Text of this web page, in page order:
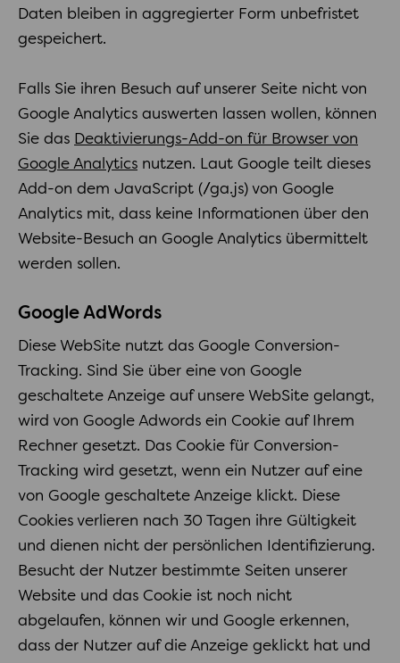
Daten bleiben in aggregierter Form unbefristet
gespeichert.
Falls Sie ihren Besuch auf unserer Seite nicht von
Google Analytics auswerten lassen wollen, können
Sie das Deaktivierungs-Add-on für Browser von
Google Analytics nutzen. Laut Google teilt dieses
Add-on dem JavaScript (//ga.js) von Google
Analytics mit, dass keine Informationen über den
Website-Besuch an Google Analytics übermittelt
werden sollen.
Google AdWords
Diese WebSite nutzt das Google Conversion-
Tracking. Sind Sie über eine von Google
geschaltete Anzeige auf unsere WebSite gelangt,
wird von Google Adwords ein Cookie auf Ihrem
Rechner gesetzt. Das Cookie für Conversion-
Tracking wird gesetzt, wenn ein Nutzer auf eine
von Google geschaltete Anzeige klickt. Diese
Cookies verlieren nach 30 Tagen ihre Gültigkeit
und dienen nicht der persönlichen Identifizierung.
Besucht der Nutzer bestimmte Seiten unserer
Website und das Cookie ist noch nicht
abgelaufen, können wir und Google erkennen,
dass der Nutzer auf die Anzeige geklickt hat und